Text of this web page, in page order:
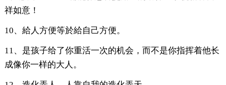
祥如意！
10、給人方便等於給自己方便。
11、是孩子给了你重活一次的机会，而不是你指挥着他长
成像你一样的大人。